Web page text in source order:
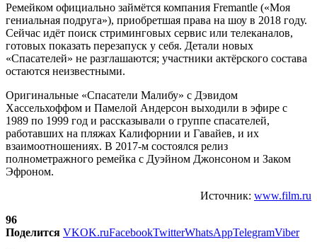
Ремейком официально займётся компания Fremantle («Моя
гениальная подруга»), приобретшая права на шоу в 2018 году.
Сейчас идёт поиск стриминговых сервис или телеканалов,
готовых показать перезапуск у себя. Детали новых
«Спасателей» не разглашаются; участники актёрского состава
остаются неизвестными.
Оригинальные «Спасатели Малибу» с Дэвидом
Хассельхоффом и Памелой Андерсон выходили в эфире с
1989 по 1999 год и рассказывали о группе спасателей,
работавших на пляжах Калифорнии и Гавайев, и их
взаимоотношениях. В 2017-м состоялся релиз
полнометражного ремейка с Дуэйном Джонсоном и Заком
Эфроном.
Источник: www.film.ru
96
Поделится VKOK.ruFacebookTwitterWhatsAppTelegramViber